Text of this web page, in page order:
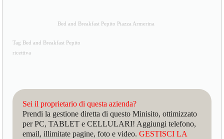
Bed and Breakfast Pepito Piazza Armerina
Tag Bed and Breakfast Pepito
ricettiva
Sei il proprietario di questa azienda?
Prendi la gestione diretta di questo Minisito, ottimizzato
per PC, TABLET e CELLULARI! Aggiungi telefono,
email, illimitate pagine, foto e video.GESTISCI LA